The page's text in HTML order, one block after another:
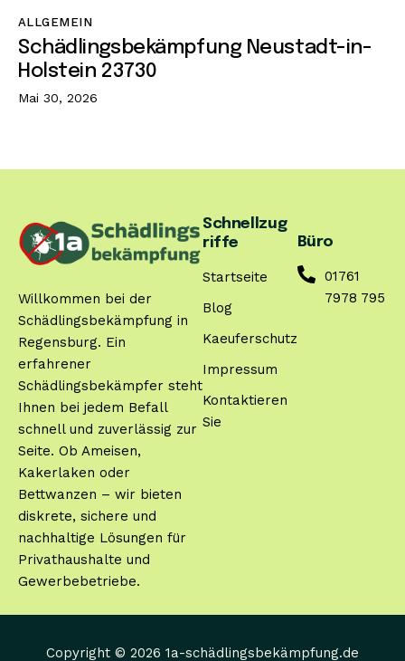
ALLGEMEIN
Schädlingsbekämpfung Neustadt-in-
Holstein 23730
Mai 30, 2026
Willkommen bei der
Schädlingsbekämpfung in
Regensburg. Ein
erfahrener
Schädlingsbekämpfer steht
Ihnen bei jedem Befall
schnell und zuverlässig zur
Seite. Ob Ameisen,
Kakerlaken oder
Bettwanzen – wir bieten
diskrete, sichere und
nachhaltige Lösungen für
Privathaushalte und
Gewerbebetriebe.
Schnellzug
riffe
Startseite
Blog
Kaeuferschutz
Impressum
Kontaktieren
Sie
Büro
01761
7978 795
Copyright © 2026 1a-schädlingsbekämpfung.de